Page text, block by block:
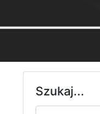
Szukaj...